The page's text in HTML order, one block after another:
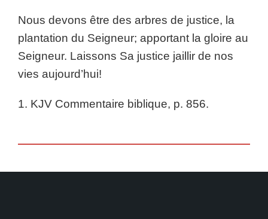
Nous devons être des arbres de justice, la
plantation du Seigneur; apportant la gloire au
Seigneur. Laissons Sa justice jaillir de nos
vies aujourd’hui!
1. KJV Commentaire biblique, p. 856.